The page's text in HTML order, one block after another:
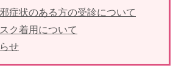
症状のある方の受診について
ク着用について
せ